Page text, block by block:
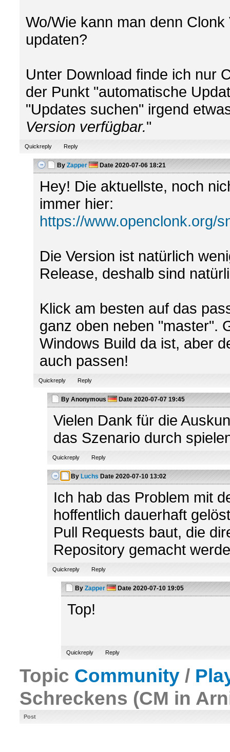
Wo/Wie kann man denn
updaten?
Unter Download finde ich nur
der Punkt "automatische
"Updates suchen" irgend
Version verfügbar."
Quickreply Reply
By Zapper Date 2020-07-06 18:21
Hey! Die aktuellste, noch
immer hier:
https://www.openclonk.org/
Die Version ist natürlich
Release, deshalb sind
Klick am besten auf das
ganz oben neben "master".
Windows Build da ist, aber
auch passen!
Quickreply Reply
By Anonymous Date 2020-07-07 19:45
Vielen Dank für die
das Szenario durch
Quickreply Reply
By Luchs Date 2020-07-10 13:02
Ich hab das Problem mit
hoffentlich dauerhaft
Pull Requests baut, die
Repository gemacht
Quickreply Reply
By Zapper Date 2020-07-10 19:05
Top!
Quickreply Reply
Topic Community /
Schreckens (CM in
Post